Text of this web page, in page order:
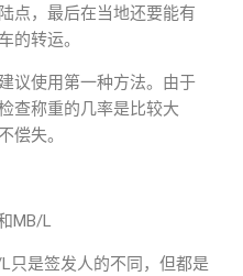
点，最后在当地还要能有
的转运。
议使用第一种方法。由于
查称重的几率是比较大
偿失。
MB/L
只是签发人的不同，但都是